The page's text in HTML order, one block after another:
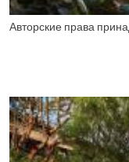
Авторские права